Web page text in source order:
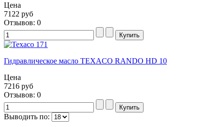
Цена
7122 руб
Отзывов: 0
Гидравлическое масло TEXACO RANDO HD 10
Цена
7216 руб
Отзывов: 0
Выводить по: